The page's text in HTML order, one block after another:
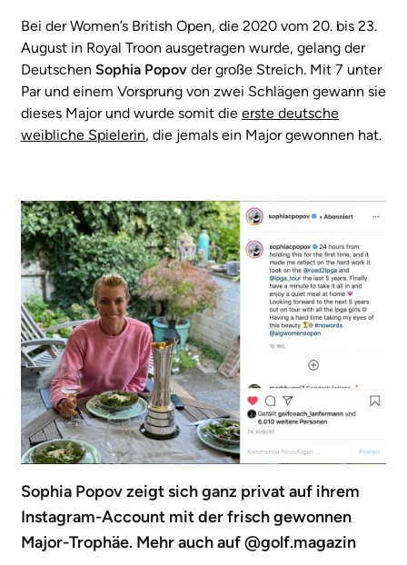
Bei der Women’s British Open, die 2020 vom 20. bis 23.
August in Royal Troon ausgetragen wurde, gelang der
Deutschen Sophia Popov der große Streich. Mit 7 unter
Par und einem Vorsprung von zwei Schlägen gewann sie
dieses Major und wurde somit die erste deutsche
weibliche Spielerin, die jemals ein Major gewonnen hat.
Sophia Popov zeigt sich ganz privat auf ihrem
Instagram-Account mit der frisch gewonnen
Major-Trophäe. Mehr auch auf@golf.magazin